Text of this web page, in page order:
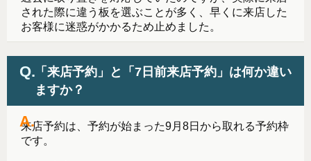
された際に違う板を選ぶことが多く、早くに来店した
お客様に迷惑がかかるため止めました。
「来店予約」と「7日前来店予約」は何か違い
ますか？
来店予約は、予約が始まった9月8日から取れる予約枠
です。